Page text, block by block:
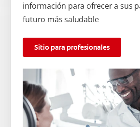
información para ofrecer a sus
futuro más saludable
Sitio para profesionales